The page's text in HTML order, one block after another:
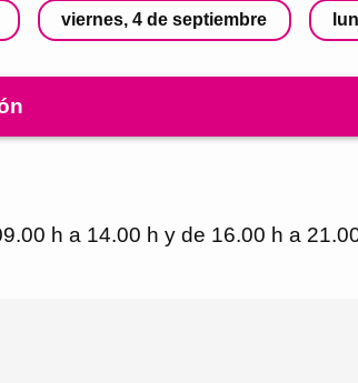
viernes, 4 de septiembre
h a 14.00 h y de 16.00 h a